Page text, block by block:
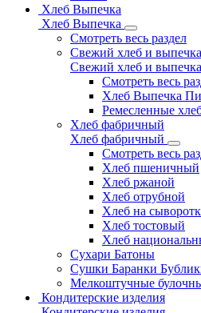
Хлеб Выпечка
Хлеб Выпечка
Смотреть весь раздел
Свежий хлеб и
Свежий хлеб и
Смотреть весь
Хлеб Выпечка
Ремесленные
Хлеб фабричный
Хлеб фабричный
Смотреть весь
Хлеб пшеничный
Хлеб ржаной
Хлеб отрубной
Хлеб на
Хлеб тостовый
Хлеб
Сухари Батоны
Сушки Баранки
Мелкоштучные
Кондитерские изделия